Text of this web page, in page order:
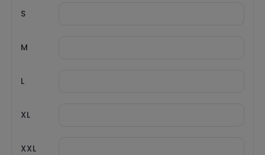
S
M
L
XL
XXL